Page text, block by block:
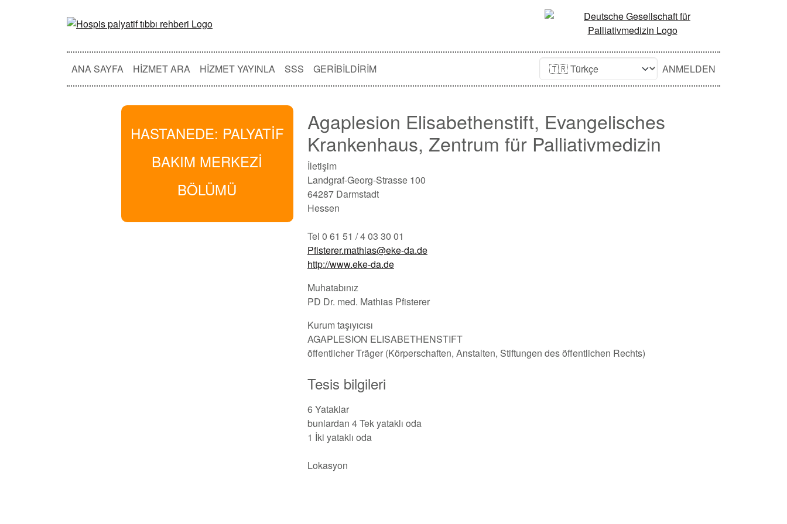
ANA SAYFA HIZMET ARA HIZMET YAYINLA SSS GERIBILDIRIM ANMELDEN
HASTANEDE: PALYATİF
BAKIM MERKEZİ
BÖLÜMÜ
Agaplesion Elisabethenstift, Evangelisches
Krankenhaus, Zentrum für Palliativmedizin
İletişim
Landgraf-Georg-Strasse 100
64287 Darmstadt
Hessen
Tel 0 61 51 / 4 03 30 01
Pfisterer.mathias@eke-da.de
http://www.eke-da.de
Muhatabınız
PD Dr. med. Mathias Pfisterer
Kurum taşıyıcısı
AGAPLESION ELISABETHENSTIFT
öffentlicher Träger (Körperschaften, Anstalten, Stiftungen des öffentlichen Rechts)
Tesis bilgileri
6 Yataklar
bunlardan 4 Tek yataklı oda
1 İki yataklı oda
Lokasyon